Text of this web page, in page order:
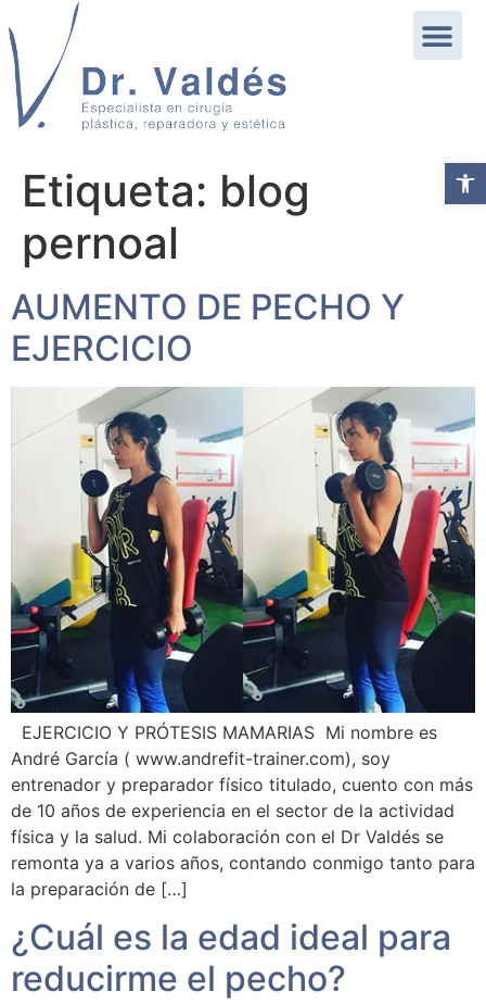
Etiqueta: blog
pernoal
AUMENTO DE PECHO Y
EJERCICIO
EJERCICIO Y PRÓTESIS MAMARIAS Mi nombre es
André García ( www.andrefit-trainer.com), soy
entrenador y preparador físico titulado, cuento con más
de 10 años de experiencia en el sector de la actividad
física y la salud. Mi colaboración con el Dr Valdés se
remonta ya a varios años, contando conmigo tanto para
la preparación de […]
¿Cuál es la edad ideal para
reducirme el pecho?
Abrir